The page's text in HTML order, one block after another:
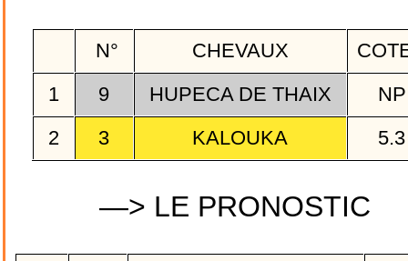
N° CHEVAUX
1
9 HUPECA DE THAIX
2
3 KALOUKA
—> LE PRONOSTIC